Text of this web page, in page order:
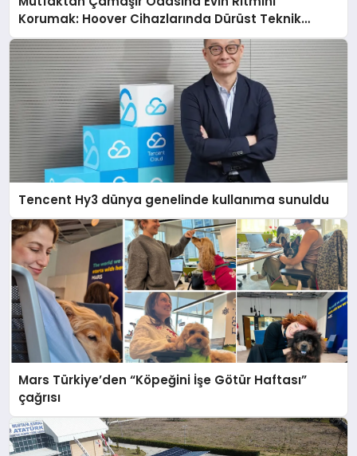
Korumak: Hoover Cihazlarında Dürüst Teknik
Destek Deneyimi
Tencent Hy3 dünya genelinde kullanıma sunuldu
Mars Türkiye’den “Köpeğini İşe Götür Haftası”
çağrısı